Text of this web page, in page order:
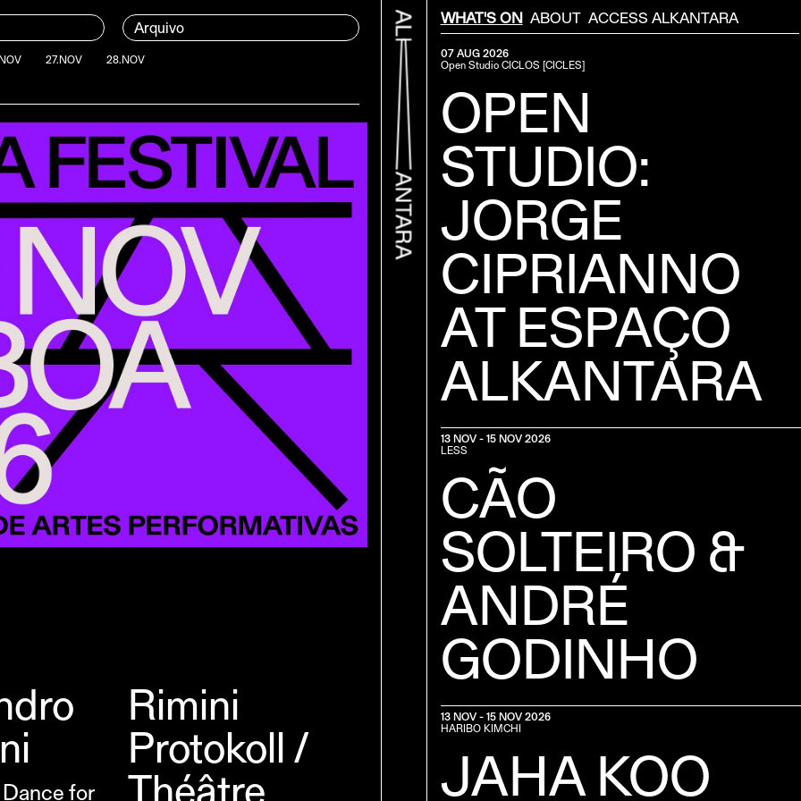
Arquivo
27.NOV
28.NOV
for
Rimini
Protokoll /
Théâtre
Menu Secondário
WHAT'S ON ABOUT ACCESS ALKANTARA
07 AUG 2026
Open StudioCICLOS [CICLES]
OPEN
STUDIO:
JORGE
CIPRIANNO
AT ESPAÇO
ALKANTARA
13 NOV - 15 NOV 2026
LESS
CÃO
SOLTEIRO &
ANDRÉ
GODINHO
13 NOV - 15 NOV 2026
HARIBO KIMCHI
JAHA KOO